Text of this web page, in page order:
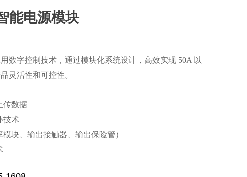
能电源模块
数字控制技术，通过模块化系统设计，高效实现 50A 以
灵活性和可控性。
传数据
技术
模块、输出接触器、输出保险管）